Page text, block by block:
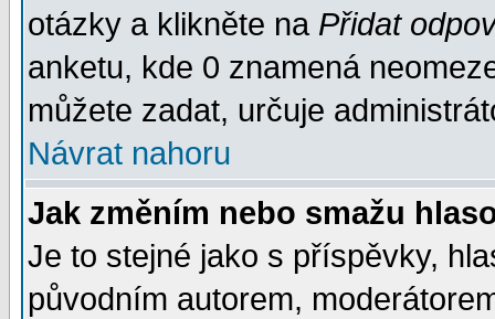
otázky a klikněte na Přidat
anketu, kde 0 znamená
můžete zadat, určuje
Návrat nahoru
Jak změním nebo smažu
Je to stejné jako s příspěvky,
původním autorem,